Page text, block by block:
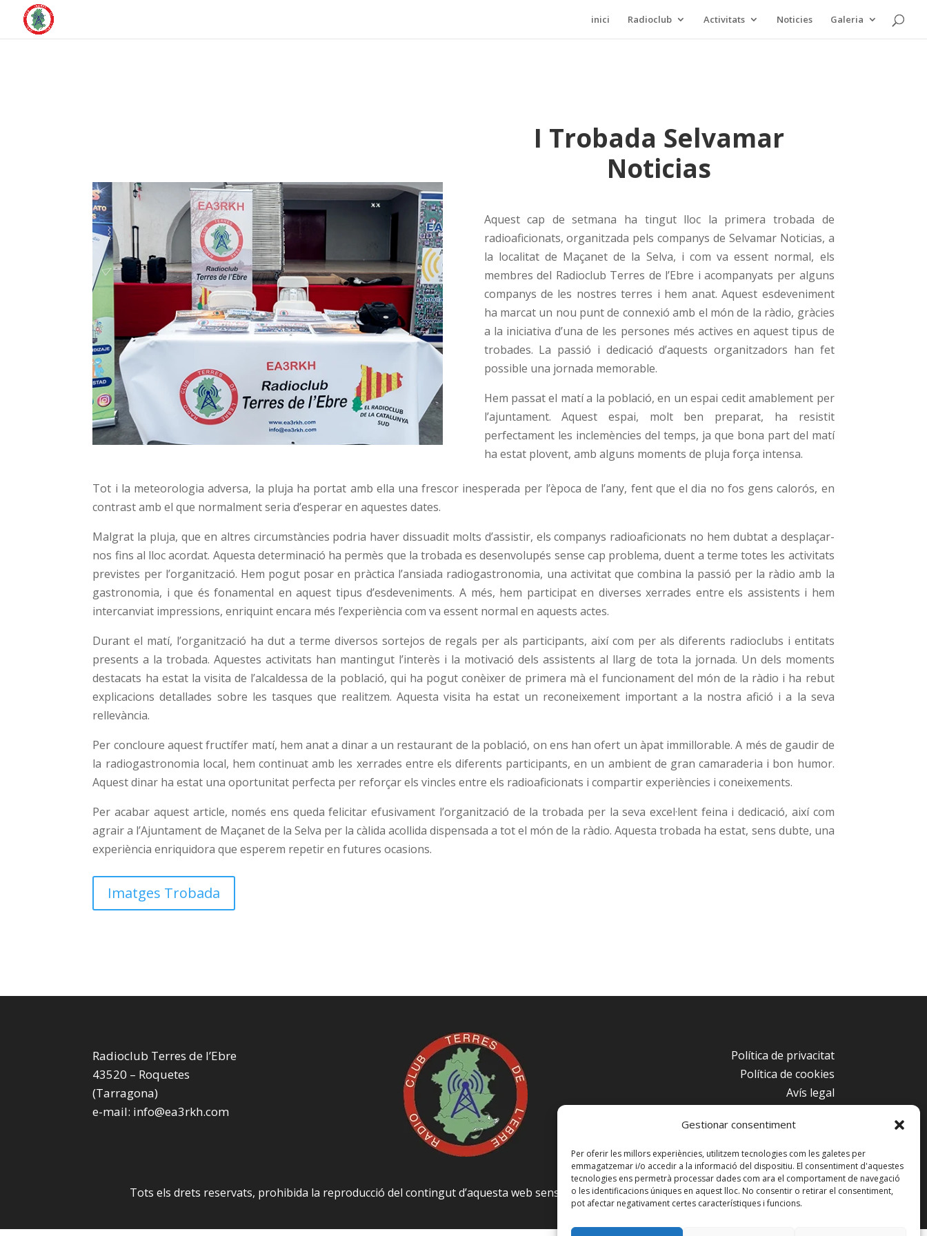
Gestionar consentiment
Per oferir les millors experiències, utilitzem tecnologies com les galetes per
emmagatzemar i/o accedir a la informació del dispositiu. El consentiment d'aquestes
tecnologies ens permetrà processar dades com ara el comportament de navegació
o les identificacions úniques en aquest lloc. No consentir o retirar el consentiment,
pot afectar negativament certes característiques i funcions.
inici Radioclub Activitats Noticies Galeria
I Trobada Selvamar
Noticias
Aquest cap de setmana ha tingut lloc la primera trobada de
radioaficionats, organitzada pels companys de Selvamar Noticias, a
la localitat de Maçanet de la Selva, i com va essent normal, els
membres del Radioclub Terres de l’Ebre i acompanyats per alguns
companys de les nostres terres i hem anat. Aquest esdeveniment
ha marcat un nou punt de connexió amb el món de la ràdio, gràcies
a la iniciativa d’una de les persones més actives en aquest tipus de
trobades. La passió i dedicació d’aquests organitzadors han fet
possible una jornada memorable.
Hem passat el matí a la població, en un espai cedit amablement per
l’ajuntament. Aquest espai, molt ben preparat, ha resistit
perfectament les inclemències del temps, ja que bona part del matí
ha estat plovent, amb alguns moments de pluja força intensa.
Tot i la meteorologia adversa, la pluja ha portat amb ella una frescor inesperada per l’època de l’any, fent que el dia no fos gens calorós, en
contrast amb el que normalment seria d’esperar en aquestes dates.
Malgrat la pluja, que en altres circumstàncies podria haver dissuadit molts d’assistir, els companys radioaficionats no hem dubtat a desplaçar-
nos fins al lloc acordat. Aquesta determinació ha permès que la trobada es desenvolupés sense cap problema, duent a terme totes les activitats
previstes per l’organització. Hem pogut posar en pràctica l’ansiada radiogastronomia, una activitat que combina la passió per la ràdio amb la
gastronomia, i que és fonamental en aquest tipus d’esdeveniments. A més, hem participat en diverses xerrades entre els assistents i hem
intercanviat impressions, enriquint encara més l’experiència com va essent normal en aquests actes.
Durant el matí, l’organització ha dut a terme diversos sortejos de regals per als participants, així com per als diferents radioclubs i entitats
presents a la trobada. Aquestes activitats han mantingut l’interès i la motivació dels assistents al llarg de tota la jornada. Un dels moments
destacats ha estat la visita de l’alcaldessa de la població, qui ha pogut conèixer de primera mà el funcionament del món de la ràdio i ha rebut
explicacions detallades sobre les tasques que realitzem. Aquesta visita ha estat un reconeixement important a la nostra afició i a la seva
rellevància.
Per concloure aquest fructífer matí, hem anat a dinar a un restaurant de la població, on ens han ofert un àpat immillorable. A més de gaudir de
la radiogastronomia local, hem continuat amb les xerrades entre els diferents participants, en un ambient de gran camaraderia i bon humor.
Aquest dinar ha estat una oportunitat perfecta per reforçar els vincles entre els radioaficionats i compartir experiències i coneixements.
Per acabar aquest article, només ens queda felicitar efusivament l’organització de la trobada per la seva excel·lent feina i dedicació, així com
agrair a l’Ajuntament de Maçanet de la Selva per la càlida acollida dispensada a tot el món de la ràdio. Aquesta trobada ha estat, sens dubte, una
experiència enriquidora que esperem repetir en futures ocasions.
Imatges Trobada
Radioclub Terres de l’Ebre
43520 – Roquetes
(Tarragona)
e-mail: info@ea3rkh.com
Política de privacitat
Política de cookies
Avís legal
Tots els drets reservats, prohibida la reproducció del contingut d’aquesta web sense autorització del Radioclub. Copyright 2024 ©